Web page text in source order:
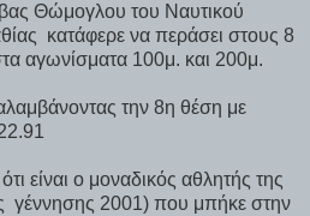
Θώμογλου του Ναυτικού
κατάφερε να περάσει στους 8
αγωνίσματα 100μ. και 200μ.
την 8η θέση με
είναι ο μοναδικός αθλητής της
γέννησης 2001) που μπήκε στην